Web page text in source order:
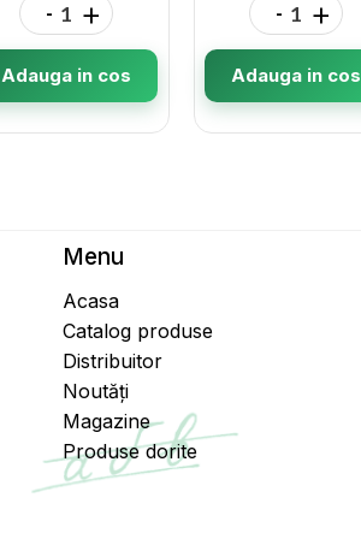
- +
Adauga in cos
- +
Adauga in cos
Menu
Acasa
Catalog produse
Distribuitor
Noutăți
Magazine
Produse dorite